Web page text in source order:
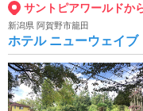
サントピアワールドか
新潟県 阿賀野市籠田
ホテル ニューウェイブ